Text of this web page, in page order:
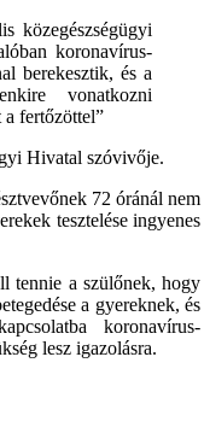
közegészségügyi
koronavírus-
berekesztik, és a
vonatkozni
fertőzöttel”
Hivatal szóvivője.
72 óránál nem
tesztelése ingyenes
tennie a szülőnek, hogy
a gyereknek, és
koronavírus-
lesz igazolásra.